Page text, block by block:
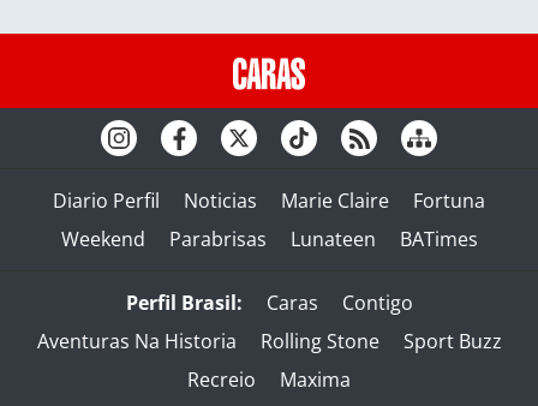
Diario Perfil Noticias Marie Claire
Fortuna
Weekend
Parabrisas Lunateen BATimes
Perfil Brasil: Caras
Contigo
Aventuras Na Historia
Rolling Stone
Sport Buzz
Recreio
Maxima